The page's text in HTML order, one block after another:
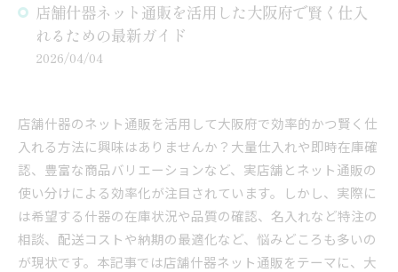
店舗什器ネット通販を活用した大阪府で賢く仕入
れるための最新ガイド
2026/04/04
店舗什器のネット通販を活用して大阪府で効率的かつ賢く仕
入れる方法に興味はありませんか？大量仕入れや即時在庫確
認、豊富な商品バリエーションなど、実店舗とネット通販の
使い分けによる効率化が注目されています。しかし、実際に
は希望する什器の在庫状況や品質の確認、名入れなど特注の
相談、配送コストや納期の最適化など、悩みどころも多いの
が現状です。本記事では店舗什器ネット通販をテーマに、大